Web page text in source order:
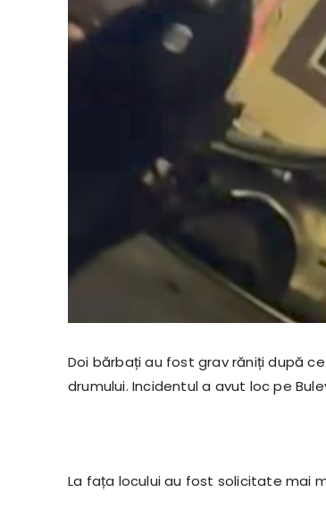
Doi bărbați au fost grav răniți după
drumului. Incidentul a avut loc pe
La fața locului au fost solicitate mai